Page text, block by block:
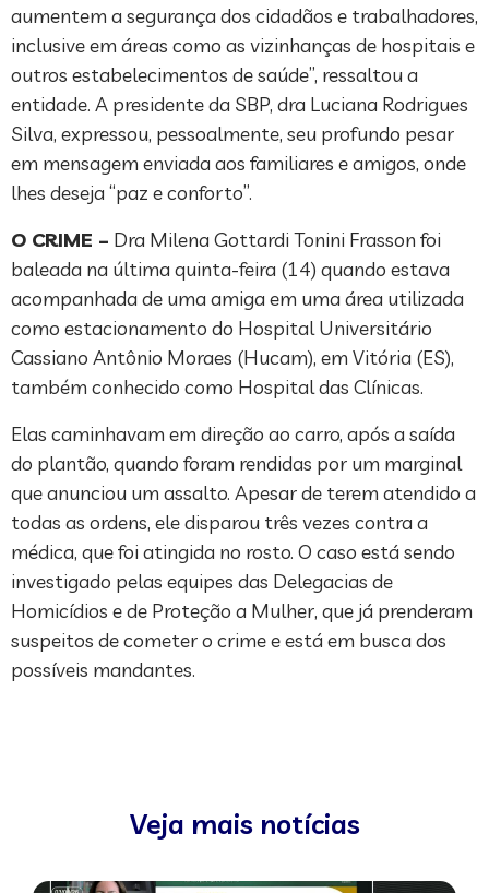
aumentem a segurança dos cidadãos e trabalhadores,
inclusive em áreas como as vizinhanças de hospitais e
outros estabelecimentos de saúde”, ressaltou a
entidade. A presidente da SBP, dra Luciana Rodrigues
Silva, expressou, pessoalmente, seu profundo pesar
em mensagem enviada aos familiares e amigos, onde
lhes deseja “paz e conforto”.
O CRIME – Dra Milena Gottardi Tonini Frasson foi
baleada na última quinta-feira (14) quando estava
acompanhada de uma amiga em uma área utilizada
como estacionamento do Hospital Universitário
Cassiano Antônio Moraes (Hucam), em Vitória (ES),
também conhecido como Hospital das Clínicas.
Elas caminhavam em direção ao carro, após a saída
do plantão, quando foram rendidas por um marginal
que anunciou um assalto. Apesar de terem atendido a
todas as ordens, ele disparou três vezes contra a
médica, que foi atingida no rosto. O caso está sendo
investigado pelas equipes das Delegacias de
Homicídios e de Proteção a Mulher, que já prenderam
suspeitos de cometer o crime e está em busca dos
possíveis mandantes.
Veja mais notícias